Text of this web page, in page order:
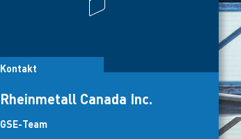
Kontakt
Rheinmetall Canada Inc.
GSE-Team